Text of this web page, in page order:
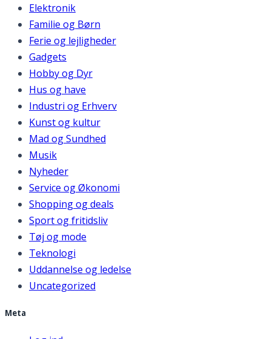
Elektronik
Familie og Børn
Ferie og lejligheder
Gadgets
Hobby og Dyr
Hus og have
Industri og Erhverv
Kunst og kultur
Mad og Sundhed
Musik
Nyheder
Service og Økonomi
Shopping og deals
Sport og fritidsliv
Tøj og mode
Teknologi
Uddannelse og ledelse
Uncategorized
Meta